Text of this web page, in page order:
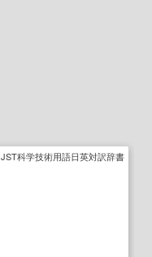
JST科学技術用語日英対訳辞書